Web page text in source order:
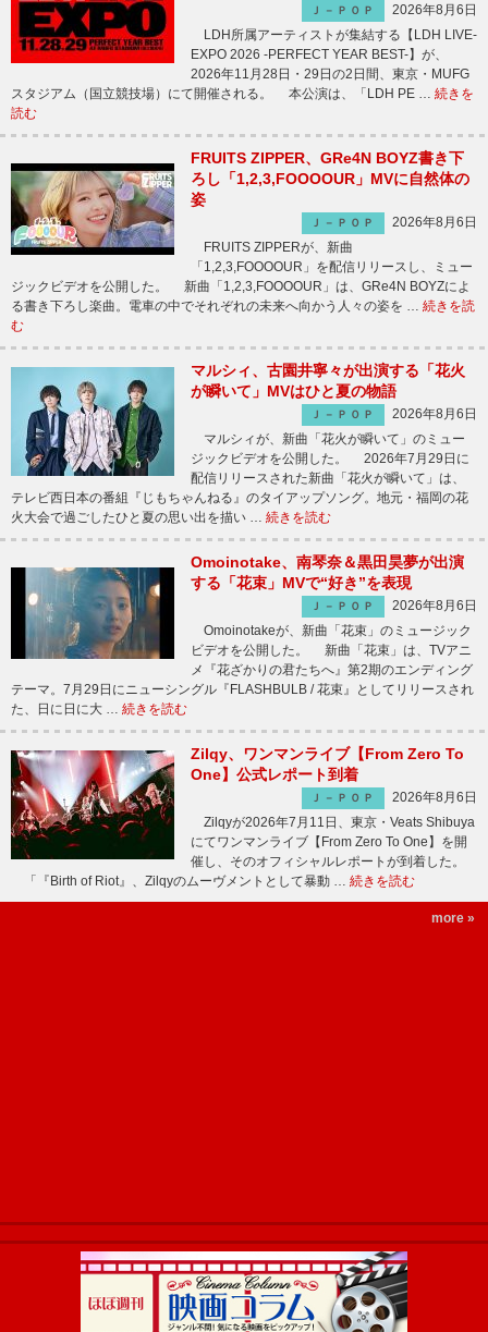
Ｊ－ＰＯＰ
2026年8月6日
LDH所属アーティストが集結する【LDH LIVE-
EXPO 2026 -PERFECT YEAR BEST-】が、
2026年11月28日・29日の2日間、東京・MUFG
スタジアム（国立競技場）にて開催される。 本公演は、「LDH PE … 続きを
読む
FRUITS ZIPPER、GRe4N BOYZ書き下
ろし「1,2,3,FOOOOUR」MVに自然体の
姿
Ｊ－ＰＯＰ
2026年8月6日
FRUITS ZIPPERが、新曲
「1,2,3,FOOOOUR」を配信リリースし、ミュー
ジックビデオを公開した。 新曲「1,2,3,FOOOOUR」は、GRe4N BOYZによ
る書き下ろし楽曲。電車の中でそれぞれの未来へ向かう人々の姿を … 続きを読
む
マルシィ、古園井寧々が出演する「花火
が瞬いて」MVはひと夏の物語
Ｊ－ＰＯＰ
2026年8月6日
マルシィが、新曲「花火が瞬いて」のミュー
ジックビデオを公開した。 2026年7月29日に
配信リリースされた新曲「花火が瞬いて」は、
テレビ西日本の番組『じもちゃんねる』のタイアップソング。地元・福岡の花
火大会で過ごしたひと夏の思い出を描い … 続きを読む
Omoinotake、南琴奈＆黒田昊夢が出演
する「花束」MVで“好き”を表現
Ｊ－ＰＯＰ
2026年8月6日
Omoinotakeが、新曲「花束」のミュージック
ビデオを公開した。 新曲「花束」は、TVアニ
メ『花ざかりの君たちへ』第2期のエンディング
テーマ。7月29日にニューシングル『FLASHBULB / 花束』としてリリースされ
た、日に日に大 … 続きを読む
Zilqy、ワンマンライブ【From Zero To
One】公式レポート到着
Ｊ－ＰＯＰ
2026年8月6日
Zilqyが2026年7月11日、東京・Veats Shibuya
にてワンマンライブ【From Zero To One】を開
催し、そのオフィシャルレポートが到着した。
「『Birth of Riot』、Zilqyのムーヴメントとして暴動 … 続きを読む
more »